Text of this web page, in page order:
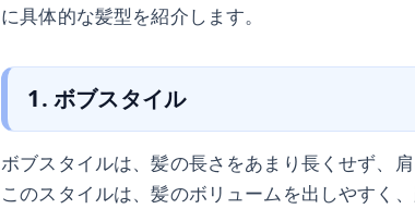
に具体的な髪型を紹介します。
1. ボブスタイル
ボブスタイルは、髪の長さをあまり長くせず、
このスタイルは、髪のボリュームを出しやすく